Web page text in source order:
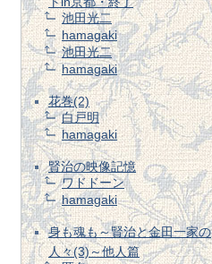
池田光二
hamagaki
池田光二
hamagaki
花巻(2)
白戸明
hamagaki
賢治の映像記憶
ワドドーン
hamagaki
身も魂も～賢治と金田一家の
人々(3)～他人篇